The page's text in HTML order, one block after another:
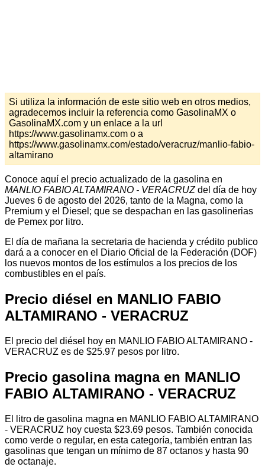
Si utiliza la información de este sitio web en otros medios,
agradecemos incluir la referencia como GasolinaMX o
GasolinaMX.com y un enlace a la url
https://www.gasolinamx.com o a
https://www.gasolinamx.com/estado/veracruz/manlio-fabio-
altamirano
Conoce aquí el precio actualizado de la gasolina en
MANLIO FABIO ALTAMIRANO - VERACRUZdel día de hoy
Jueves 6 de agosto del 2026, tanto de la Magna, como la
Premium y el Diesel; que se despachan en las gasolinerias
de Pemex por litro.
El día de mañana la secretaria de hacienda y crédito publico
dará a a conocer en el Diario Oficial de la Federación (DOF)
los nuevos montos de los estímulos a los precios de los
combustibles en el país.
Precio diésel en MANLIO FABIO
ALTAMIRANO - VERACRUZ
El precio del diésel hoy en MANLIO FABIO ALTAMIRANO -
VERACRUZ es de $25.97 pesos por litro.
Precio gasolina magna en MANLIO
FABIO ALTAMIRANO - VERACRUZ
El litro de gasolina magna en MANLIO FABIO ALTAMIRANO
- VERACRUZ hoy cuesta $23.69 pesos. También conocida
como verde o regular, en esta categoría, también entran las
gasolinas que tengan un mínimo de 87 octanos y hasta 90
de octanaje.